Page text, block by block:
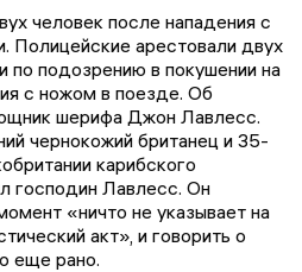
человек после нападения с
Полицейские арестовали двух
по подозрению в покушении на
с ножом в поезде. Об
шерифа Джон Лавлесс.
чернокожий британец и 35-
карибского
господин Лавлесс. Он
«ничто не указывает на
акт», и говорить о
еще рано.